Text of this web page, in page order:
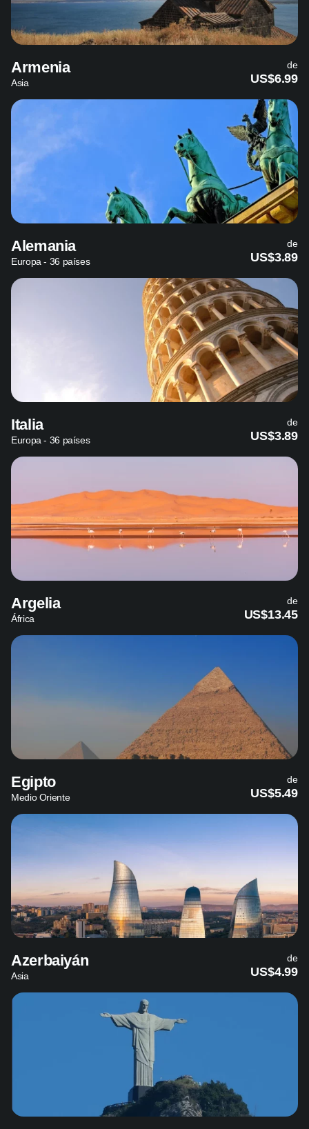
Armenia
Asia
de
US$6.99
Alemania
Europa - 36 países
de
US$3.89
Italia
Europa - 36 países
de
US$3.89
Argelia
África
de
US$13.45
Egipto
Medio Oriente
de
US$5.49
Azerbaiyán
Asia
de
US$4.99